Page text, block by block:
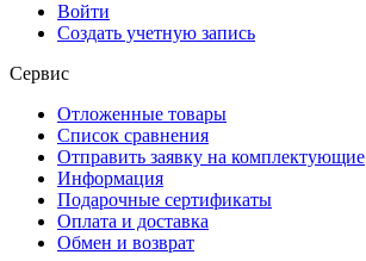
Войти
Создать учетную запись
Сервис
Отложенные товары
Список сравнения
Отправить заявку на комплектующие
Информация
Подарочные сертификаты
Оплата и доставка
Обмен и возврат